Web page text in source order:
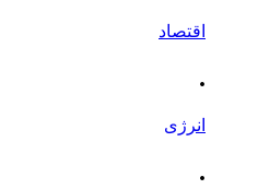
اقتصاد
.
انرژی
.